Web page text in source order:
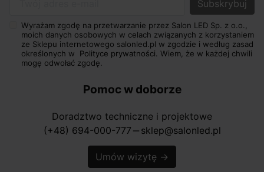
Wyrażam zgodę na przetwarzanie przez Salon LED Sp. z o.o.,
moich danych osobowych w celach związanych z korzystaniem
ze Sklepu internetowego salonled.pl w zgodzie i według zasad
określonych w Polityce prywatności. Wiem, że w każdej chwili
mogę odwołać zgodę.
Pomoc w doborze
Doradztwo techniczne i projektowe
(+48) 694-000-777 horizontal_rule sklep@salonled.pl
Umów wizytę →